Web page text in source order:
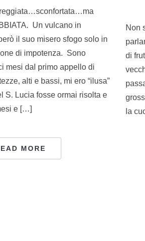
Un vulcano in
il suo misero sfogo solo in
di impotenza. Sono
mesi dal primo appello di
alti e bassi, mi ero “ilusa”
S. Lucia fosse ormai risolta e
e […]
MORE
Non
di
la